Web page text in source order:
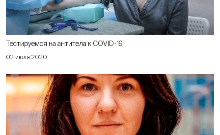
02 июля 2020
Тестируемся на антитела к COVID-19